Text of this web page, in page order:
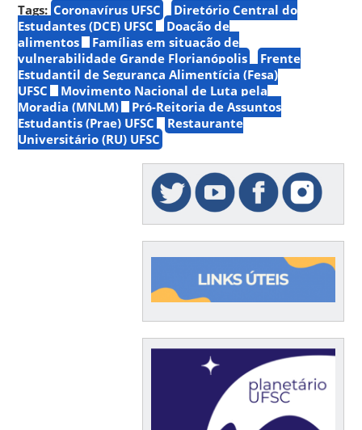
Tags: Coronavírus UFSC
Diretório Central do
Estudantes (DCE) UFSC
Doação de
alimentos
Famílias em situação de
vulnerabilidade Grande Florianópolis
Frente
Estudantil de Segurança Alimentícia (Fesa)
UFSC
Movimento Nacional de Luta pela
Moradia (MNLM)
Pró-Reitoria de Assuntos
Estudantis (Prae) UFSC
Restaurante
Universitário (RU) UFSC